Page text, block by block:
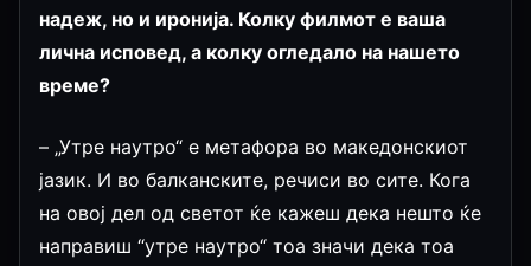
надеж, но и иронија. Колку филмот е ваша
лична исповед, а колку огледало на нашето
време?
– „Утре наутро“ е метафора во македонскиот
јазик. И во балканските, речиси во сите. Кога
на овој дел од светот ќе кажеш дека нешто ќе
направиш “утре наутро“ тоа значи дека тоа